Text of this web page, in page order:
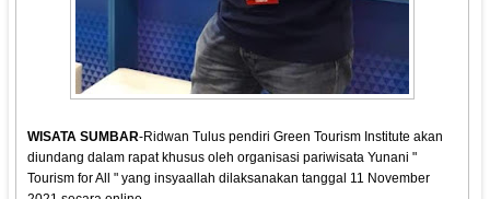
WISATA SUMBAR-Ridwan Tulus pendiri Green Tourism Institute akan
diundang dalam rapat khusus oleh organisasi pariwisata Yunani "
Tourism for All " yang insyaallah dilaksanakan tanggal 11 November